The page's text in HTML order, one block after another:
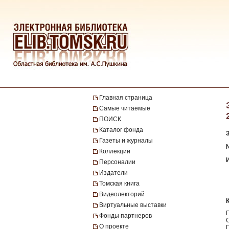
Главная страница
Самые читаемые
ПОИСК
Каталог фонда
Газеты и журналы
Коллекции
Персоналии
Издатели
Томская книга
Видеолекторий
Виртуальные выставки
Фонды партнеров
О проекте